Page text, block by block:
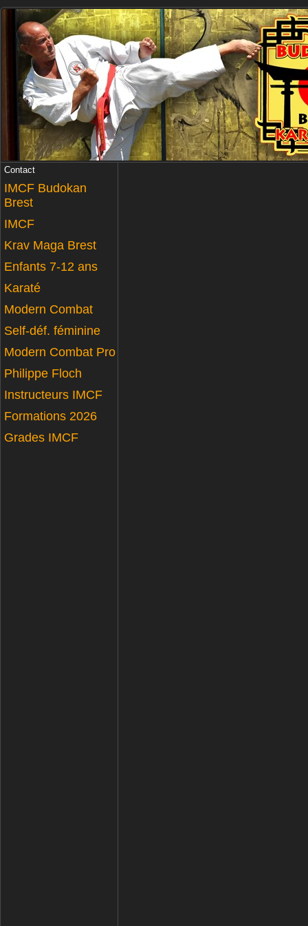
Contact
IMCF Budokan
Brest
IMCF
Krav Maga Brest
Enfants 7-12 ans
Karaté
Modern Combat
Self-déf. féminine
Modern Combat Pro
Philippe Floch
Instructeurs IMCF
Formations 2026
Grades IMCF